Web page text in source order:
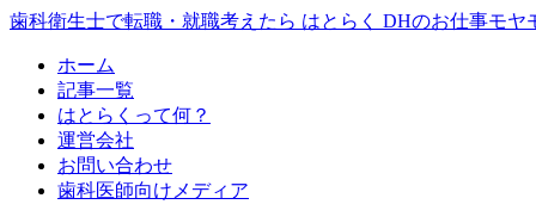
歯科衛生士で転職・就職考えたら はとらく DHのお仕事モヤ
ホーム
記事一覧
はとらくって何？
運営会社
お問い合わせ
歯科医師向けメディア